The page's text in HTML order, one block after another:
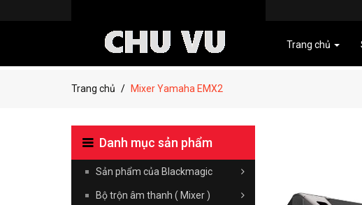
Trang chủ
Trang chủ Mixer Yamaha EMX2
Danh mục sản phẩm
Sản phẩm của Blackmagic
Bộ trộn âm thanh ( Mixer )